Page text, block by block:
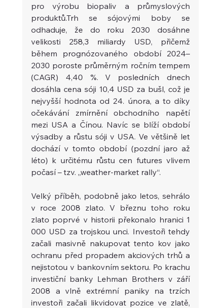
pro výrobu biopaliv a průmyslových
produktů.Trh se sójovými boby se
odhaduje, že do roku 2030 dosáhne
velikosti 258,3 miliardy USD, přičemž
během prognózovaného období 2024–
2030 poroste průměrným ročním tempem
(CAGR) 4,40 %. V posledních dnech
dosáhla cena sóji 10,4 USD za bušl, což je
nejvyšší hodnota od 24. února, a to díky
očekávání zmírnění obchodního napětí
mezi USA a Čínou. Navíc se blíží období
výsadby a růstu sóji v USA. Ve většině let
dochází v tomto období (pozdní jaro až
léto) k určitému růstu cen futures vlivem
počasí – tzv. „weather-market rally“.
Velký příběh, podobně jako letos, sehrálo
v roce 2008 zlato. V březnu toho roku
zlato poprvé v historii překonalo hranici 1
000 USD za trojskou unci. Investoři tehdy
začali masivně nakupovat tento kov jako
ochranu před propadem akciových trhů a
nejistotou v bankovním sektoru. Po krachu
investiční banky Lehman Brothers v září
2008 a vlně extrémní paniky na trzích
investoři začali likvidovat pozice ve zlatě,